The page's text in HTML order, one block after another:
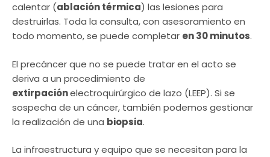
calentar (ablación térmica) las lesiones para
destruirlas. Toda la consulta, con asesoramiento en
todo momento, se puede completar en 30 minutos.
El precáncer que no se puede tratar en el acto se
deriva a un procedimiento de
extirpaciónelectroquirúrgico de lazo (LEEP). Si se
sospecha de un cáncer, también podemos gestionar
la realización de una biopsia.
La infraestructura y equipo que se necesitan para la